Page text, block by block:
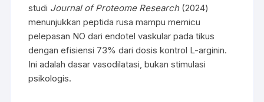
studi Journal of Proteome Research(2024)
menunjukkan peptida rusa mampu memicu
pelepasan NO dari endotel vaskular pada tikus
dengan efisiensi 73% dari dosis kontrol L-arginin.
Ini adalah dasar vasodilatasi, bukan stimulasi
psikologis.